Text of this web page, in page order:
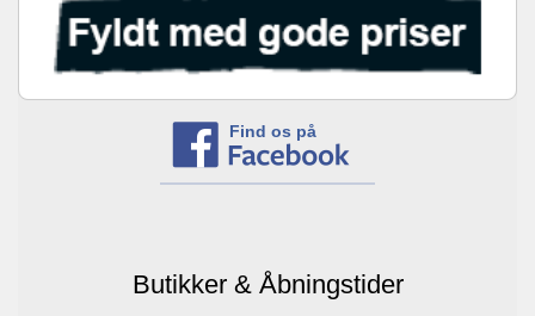
Find os på
Butikker & Åbningstider